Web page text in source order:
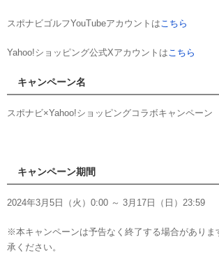
スポナビゴルフYouTubeアカウントはこちら
Yahoo!ショッピング公式Xアカウントはこちら
キャンペーン名
スポナビ×Yahoo!ショッピングコラボキャンペーン
キャンペーン期間
2024年3月5日（火）0:00 ～ 3月17日（日）23:59
※本キャンペーンは予告なく終了する場合がありま
承ください。